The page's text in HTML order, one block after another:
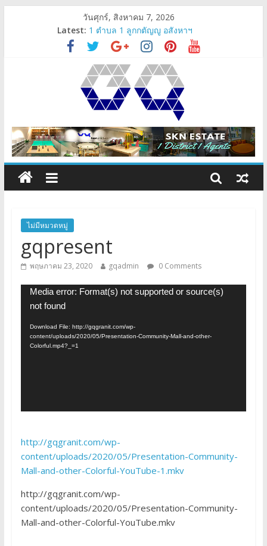
วันศุกร์, สิงหาคม 7, 2026
Latest: 1 ตำบล 1 ลูกกตัญญู อสังหาฯ
Angelo’z Lighting
ตรวจรับคอนโด-ตรวจรับห้อง
SKN Estate’s Sub-distinct Agent
gqpresent
ไม่มีหมวดหมู่
gqpresent
พฤษภาคม 23, 2020 gqadmin 0 Comments
ตัว
เล่น
ไฟล์
วิดีโอ
Media error: Format(s) not supported or source(s)
not found
Download File: http://gqgranit.com/wp-
content/uploads/2020/05/Presentation-Community-Mall-and-other-
Colorful.mp4?_=1
http://gqgranit.com/wp-
content/uploads/2020/05/Presentation-Community-
Mall-and-other-Colorful-YouTube-1.mkv
http://gqgranit.com/wp-
content/uploads/2020/05/Presentation-Community-
Mall-and-other-Colorful-YouTube.mkv